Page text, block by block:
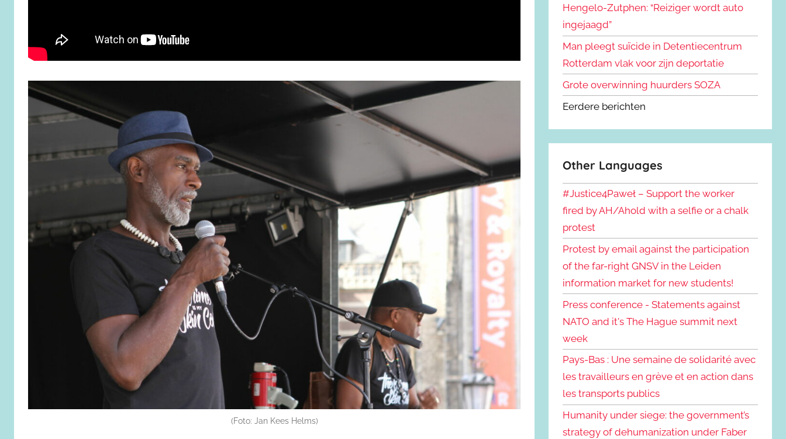
(Foto: Jan Kees Helms)
Hengelo-Zutphen: “Reiziger wordt auto
ingejaagd”
Man pleegt suïcide in Detentiecentrum
Rotterdam vlak voor zijn deportatie
Grote overwinning huurders SOZA
Eerdere berichten
Other Languages
#Justice4Paweł – Support the worker
fired by AH/Ahold with a selfie or a chalk
protest
Protest by email against the participation
of the far-right GNSV in the Leiden
information market for new students!
Press conference - Statements against
NATO and it's The Hague summit next
week
Pays-Bas : Une semaine de solidarité avec
les travailleurs en grève et en action dans
les transports publics
Humanity under siege: the government’s
strategy of dehumanization under Faber